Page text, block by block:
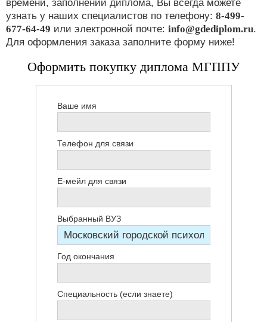
времени, заполнении диплома, Вы всегда можете
узнать у наших специалистов по телефону: 8-499-
677-64-49 или электронной почте: info@gdediplom.ru.
Для оформления заказа заполните форму ниже!
Оформить покупку диплома МГППУ
Ваше имя
Телефон для связи
Е-мейл для связи
Выбранный ВУЗ
Год окончания
Специальность (если знаете)